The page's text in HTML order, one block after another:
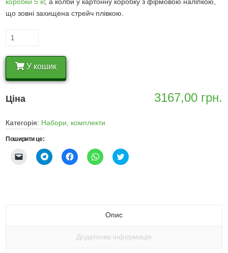
коробки 5 кг, а колби у картонну коробку з фірмовою наліпкою,
що зовні захищена стрейч плівкою.
Насипні
комплект
(5
15-
см)
кількість
У кошик
Ціна 3167,00 грн.
Категорія: Набори, комплекти
Поширити це:
Натисніть,
щоб
Натисніть
щоб
Натисніть
щоб
Натисніть
щоб
Натисніть,
щоби
Опис
Додаткова інформація